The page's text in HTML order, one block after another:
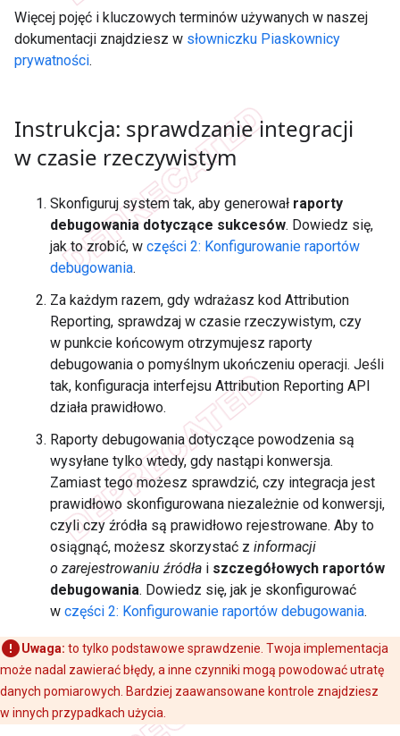
Więcej pojęć i kluczowych terminów używanych w naszej
dokumentacji znajdziesz w słowniczku Piaskownicy
prywatności.
Instrukcja: sprawdzanie integracji
w czasie rzeczywistym
Skonfiguruj system tak, aby generował raporty
debugowania dotyczące sukcesów. Dowiedz się,
jak to zrobić, w części 2: Konfigurowanie raportów
debugowania.
Za każdym razem, gdy wdrażasz kod Attribution
Reporting, sprawdzaj w czasie rzeczywistym, czy
w punkcie końcowym otrzymujesz raporty
debugowania o pomyślnym ukończeniu operacji. Jeśli
tak, konfiguracja interfejsu Attribution Reporting API
działa prawidłowo.
Raporty debugowania dotyczące powodzenia są
wysyłane tylko wtedy, gdy nastąpi konwersja.
Zamiast tego możesz sprawdzić, czy integracja jest
prawidłowo skonfigurowana niezależnie od konwersji,
czyli czy źródła są prawidłowo rejestrowane. Aby to
osiągnąć, możesz skorzystać z informacji
o zarejestrowaniu źródła i szczegółowych raportów
debugowania. Dowiedz się, jak je skonfigurować
w części 2: Konfigurowanie raportów debugowania.
Uwaga: to tylko podstawowe sprawdzenie. Twoja implementacja
może nadal zawierać błędy, a inne czynniki mogą powodować utratę
danych pomiarowych. Bardziej zaawansowane kontrole znajdziesz
w innych przypadkach użycia.